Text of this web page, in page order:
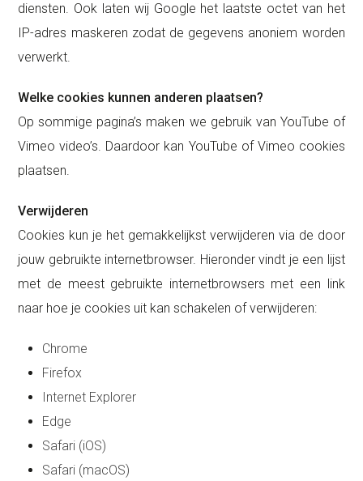
diensten. Ook laten wij Google het laatste octet van het
IP-adres maskeren zodat de gegevens anoniem worden
verwerkt.
Welke cookies kunnen anderen plaatsen?
Op sommige pagina’s maken we gebruik van YouTube of
Vimeo video’s. Daardoor kan YouTube of Vimeo cookies
plaatsen.
Verwijderen
Cookies kun je het gemakkelijkst verwijderen via de door
jouw gebruikte internetbrowser. Hieronder vindt je een lijst
met de meest gebruikte internetbrowsers met een link
naar hoe je cookies uit kan schakelen of verwijderen:
Chrome
Firefox
Internet Explorer
Edge
Safari (iOS)
Safari (macOS)